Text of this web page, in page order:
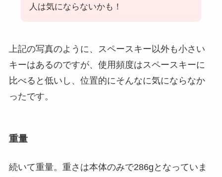
人は気にならないかも！
上記の写真のように、スペースキー以外も小さい
キーはあるのですが、使用頻度はスペースキーに
比べると低いし、位置的にそんなに気にならなか
ったです。
重量
続いて重量。重さは本体のみで286gとなっていま